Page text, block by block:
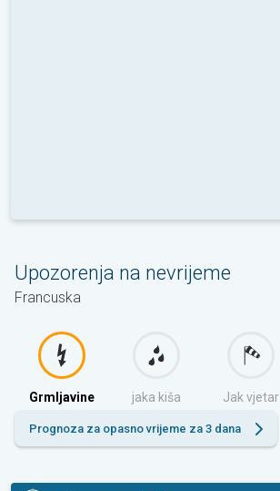
Upozorenja na nevrijeme
Francuska
Grmljavine jaka kiša Jak vjetar
Prognoza za opasno vrijeme za 3 dana